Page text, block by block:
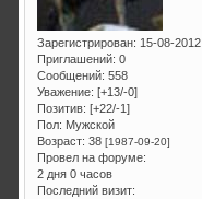
Зарегистрирован: 15-08-2012
Приглашений: 0
Сообщений: 558
Уважение: [+13/-0]
Позитив: [+22/-1]
Пол: Мужской
Возраст: 38[1987-09-20]
Провел на форуме:
2 дня 0 часов
Последний визит: